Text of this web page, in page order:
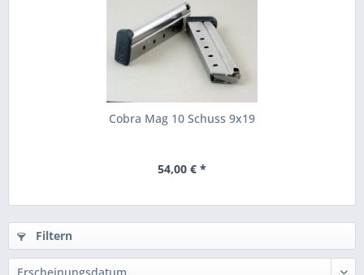
Cobra Mag 10 Schuss 9x19
54,00 € *
Filtern